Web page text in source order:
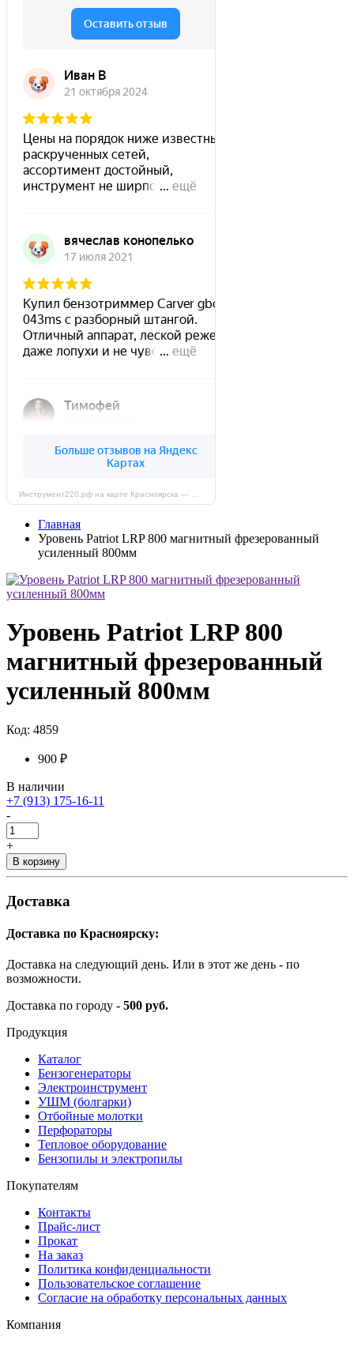
Главная
Уровень Patriot LRP 800 магнитный фрезерованный
усиленный 800мм
Уровень Patriot LRP 800
магнитный фрезерованный
усиленный 800мм
Код: 4859
900 ₽
В наличии
+7 (913) 175-16-11
-
+
В корзину
Доставка
Доставка по Красноярску:
Доставка на следующий день. Или в этот же день - по
возможности.
Доставка по городу - 500 руб.
Продукция
Каталог
Бензогенераторы
Электроинструмент
УШМ (болгарки)
Отбойные молотки
Перфораторы
Тепловое оборудование
Бензопилы и электропилы
Покупателям
Контакты
Прайс-лист
Прокат
На заказ
Политика конфиденциальности
Пользовательское соглашение
Согласие на обработку персональных данных
Компания